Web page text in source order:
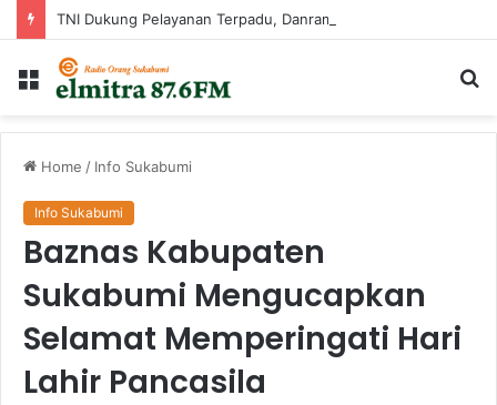
Menu
Home / Info Sukabumi
Info Sukabumi
Baznas Kabupaten
Sukabumi Mengucapkan
Selamat Memperingati Hari
Lahir Pancasila